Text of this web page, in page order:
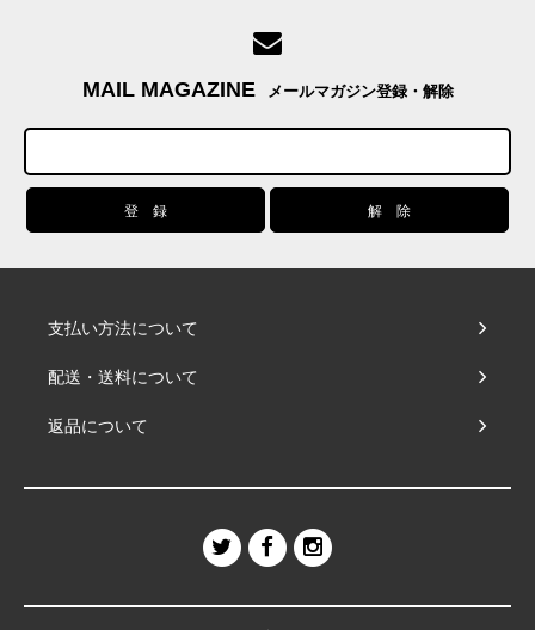
MAIL MAGAZINE メールマガジン登録・解除
支払い方法について
配送・送料について
返品について